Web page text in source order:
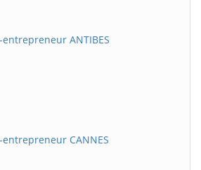
ANTIBES
CANNES